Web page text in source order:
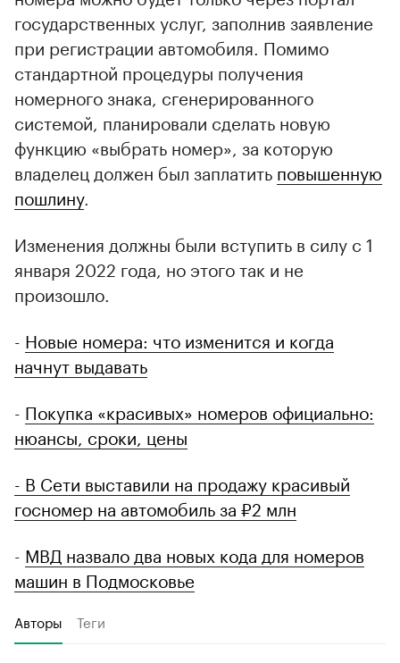
государственных услуг, заполнив заявление
при регистрации автомобиля. Помимо
стандартной процедуры получения
номерного знака, сгенерированного
системой, планировали сделать новую
функцию «выбрать номер», за которую
владелец должен был заплатить повышенную
пошлину.
Изменения должны были вступить в силу с 1
января 2022 года, но этого так и не
произошло.
- Новые номера: что изменится и когда
начнут выдавать
- Покупка «красивых» номеров официально:
нюансы, сроки, цены
- В Сети выставили на продажу красивый
госномер на автомобиль за ₽2 млн
- МВД назвало два новых кода для номеров
машин в Подмосковье
Авторы Теги